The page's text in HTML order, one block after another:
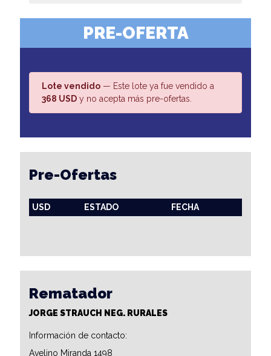
PRE-OFERTA
Lote vendido — Este lote ya fue vendido a
368 USD y no acepta más pre-ofertas.
Pre-Ofertas
USD ESTADO FECHA
Rematador
JORGE STRAUCH NEG. RURALES
Información de contacto:
Avelino Miranda 1498